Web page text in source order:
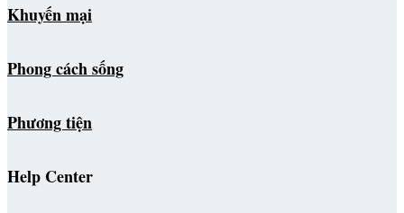
Khuyến mại
Phong cách sống
Phương tiện
Help Center